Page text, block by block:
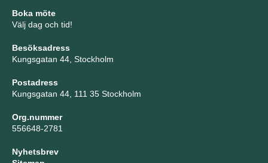
Boka möte
Välj dag och tid!
Besöksadress
Kungsgatan 44, Stockholm
Postadress
Kungsgatan 44, 111 35 Stockholm
Org.nummer
556648-2781
Nyhetsbrev